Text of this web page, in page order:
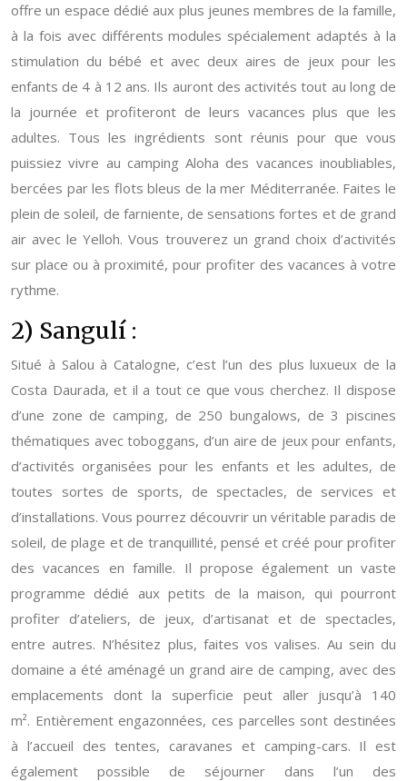
offre un espace dédié aux plus jeunes membres de la famille,
à la fois avec différents modules spécialement adaptés à la
stimulation du bébé et avec deux aires de jeux pour les
enfants de 4 à 12 ans. Ils auront des activités tout au long de
la journée et profiteront de leurs vacances plus que les
adultes. Tous les ingrédients sont réunis pour que vous
puissiez vivre au camping Aloha des vacances inoubliables,
bercées par les flots bleus de la mer Méditerranée. Faites le
plein de soleil, de farniente, de sensations fortes et de grand
air avec le Yelloh. Vous trouverez un grand choix d’activités
sur place ou à proximité, pour profiter des vacances à votre
rythme.
2) Sangulí :
Situé à Salou à Catalogne, c’est l’un des plus luxueux de la
Costa Daurada, et il a tout ce que vous cherchez. Il dispose
d’une zone de camping, de 250 bungalows, de 3 piscines
thématiques avec toboggans, d’un aire de jeux pour enfants,
d’activités organisées pour les enfants et les adultes, de
toutes sortes de sports, de spectacles, de services et
d’installations. Vous pourrez découvrir un véritable paradis de
soleil, de plage et de tranquillité, pensé et créé pour profiter
des vacances en famille. Il propose également un vaste
programme dédié aux petits de la maison, qui pourront
profiter d’ateliers, de jeux, d’artisanat et de spectacles,
entre autres. N’hésitez plus, faites vos valises. Au sein du
domaine a été aménagé un grand aire de camping, avec des
emplacements dont la superficie peut aller jusqu’à 140
m². Entièrement engazonnées, ces parcelles sont destinées
à l’accueil des tentes, caravanes et camping-cars. Il est
également possible de séjourner dans l’un des